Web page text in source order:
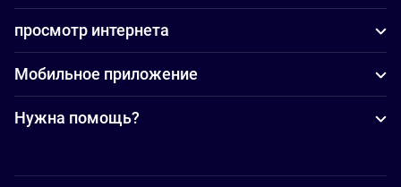
просмотр интернета
Мобильное приложение
Нужна помощь?